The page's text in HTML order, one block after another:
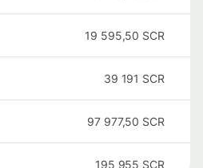
19 595,50 SCR
39 191 SCR
97 977,50 SCR
195 955 SCR